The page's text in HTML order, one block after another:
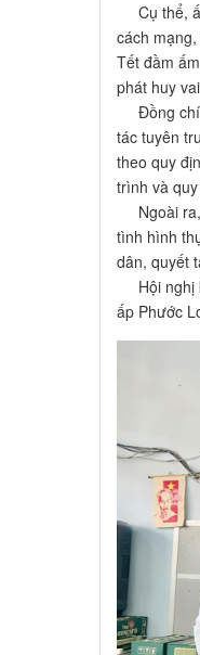
Cụ thể,
cách
Tết đầm
phát huy
Đồng chí
tác tuyên
theo quy
trình và
Ngoài ra,
tình hình
dân, quyết
Hội nghị
ấp Phước